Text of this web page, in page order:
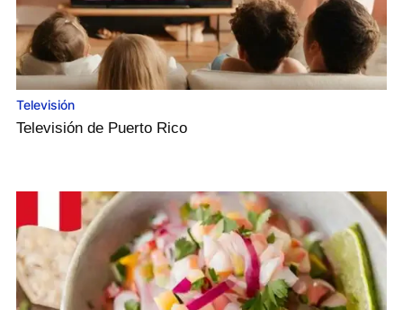
Televisión
Televisión de Puerto Rico